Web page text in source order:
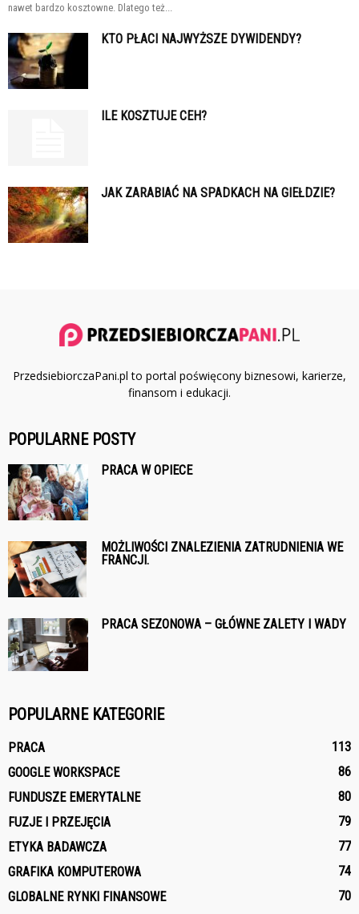
nawet bardzo kosztowne. Dlatego też...
KTO PŁACI NAJWYŻSZE DYWIDENDY?
ILE KOSZTUJE CEH?
JAK ZARABIAĆ NA SPADKACH NA GIEŁDZIE?
PrzedsiebiorczaPani.pl to portal poświęcony biznesowi, karierze,
finansom i edukacji.
POPULARNE POSTY
PRACA W OPIECE
MOŻLIWOŚCI ZNALEZIENIA ZATRUDNIENIA WE
FRANCJI.
PRACA SEZONOWA – GŁÓWNE ZALETY I WADY
POPULARNE KATEGORIE
PRACA
113
GOOGLE WORKSPACE
86
FUNDUSZE EMERYTALNE
80
FUZJE I PRZEJĘCIA
79
ETYKA BADAWCZA
77
GRAFIKA KOMPUTEROWA
74
GLOBALNE RYNKI FINANSOWE
70